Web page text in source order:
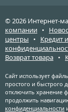
© 2026 Интернет-
компании •
центры • Кредит
Возврат товара •
Сайт использует
простого и быстрого
отключить хранение
продолжить
конфиденциальности